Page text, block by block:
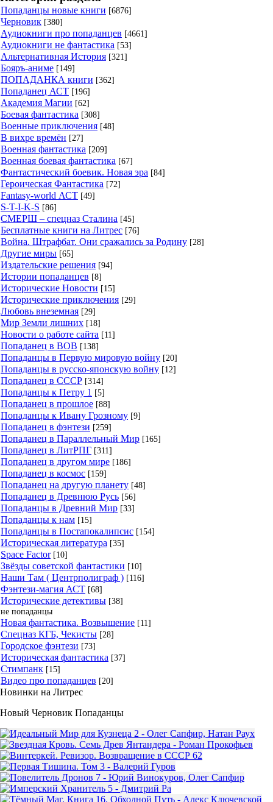
Попаданцы новые книги [6876]
Черновик [380]
Аудиокниги про попаданцев [4661]
Аудиокниги не фантастика [53]
Альтернативная История [321]
Бояръ-аниме [149]
ПОПАДАНКА книги [362]
Попаданец АСТ [196]
Академия Магии [62]
Боевая фантастика [308]
Военные приключения [48]
В вихре времён [27]
Военная фантастика [209]
Военная боевая фантастика [67]
Фантастический боевик. Новая эра [84]
Героическая Фантастика [72]
Fantasy-world АСТ [49]
S-T-I-K-S [86]
СМЕРШ – спецназ Сталина [45]
Бесплатные книги на Литрес [76]
Война. Штрафбат. Они сражались за Родину [28]
Другие миры [65]
Издательские решения [94]
Истории попаданцев [8]
Исторические Новости [15]
Исторические приключения [29]
Любовь внеземная [29]
Мир Земли лишних [18]
Новости о работе сайта [11]
Попаданец в ВОВ [138]
Попаданцы в Первую мировую войну [20]
Попаданцы в русско-японскую войну [12]
Попаданец в СССР [314]
Попаданцы к Петру 1 [5]
Попаданец в прошлое [88]
Попаданцы к Ивану Грозному [9]
Попаданец в фэнтези [259]
Попаданец в Параллельный Мир [165]
Попаданец в ЛитРПГ [311]
Попаданец в другом мире [186]
Попаданец в космос [159]
Попаданец на другую планету [48]
Попаданец в Древнюю Русь [56]
Попаданцы в Древний Мир [33]
Попаданцы к нам [15]
Попаданцы в Постапокалипсис [154]
Историческая литература [35]
Space Factor [10]
Звёзды советской фантастики [10]
Наши Там ( Центрполиграф ) [116]
Фэнтези-магия АСТ [68]
Исторические детективы [38]
не попаданцы
Новая фантастика. Возвышение [11]
Спецназ КГБ, Чекисты [28]
Городское фэнтези [73]
Историческая фантастика [37]
Стимпанк [15]
Видео про попаданцев [20]
Новинки на Литрес
Новый Черновик Попаданцы